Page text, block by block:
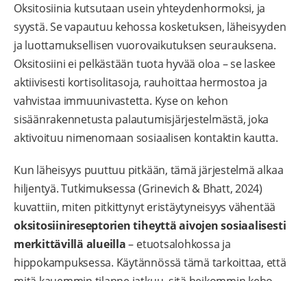
Oksitosiinia kutsutaan usein yhteydenhormoksi, ja
syystä. Se vapautuu kehossa kosketuksen, läheisyyden
ja luottamuksellisen vuorovaikutuksen seurauksena.
Oksitosiini ei pelkästään tuota hyvää oloa – se laskee
aktiivisesti kortisolitasoja, rauhoittaa hermostoa ja
vahvistaa immuunivastetta. Kyse on kehon
sisäänrakennetusta palautumisjärjestelmästä, joka
aktivoituu nimenomaan sosiaalisen kontaktin kautta.
Kun läheisyys puuttuu pitkään, tämä järjestelmä alkaa
hiljentyä. Tutkimuksessa (Grinevich & Bhatt, 2024)
kuvattiin, miten pitkittynyt eristäytyneisyys vähentää
oksitosiinireseptorien tiheyttä aivojen sosiaalisesti
merkittävillä alueilla– etuotsalohkossa ja
hippokampuksessa. Käytännössä tämä tarkoittaa, että